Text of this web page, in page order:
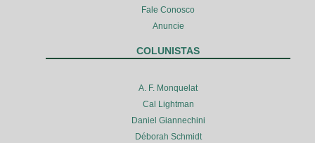
Fale Conosco
Anuncie
COLUNISTAS
A. F. Monquelat
Cal Lightman
Daniel Giannechini
Déborah Schmidt